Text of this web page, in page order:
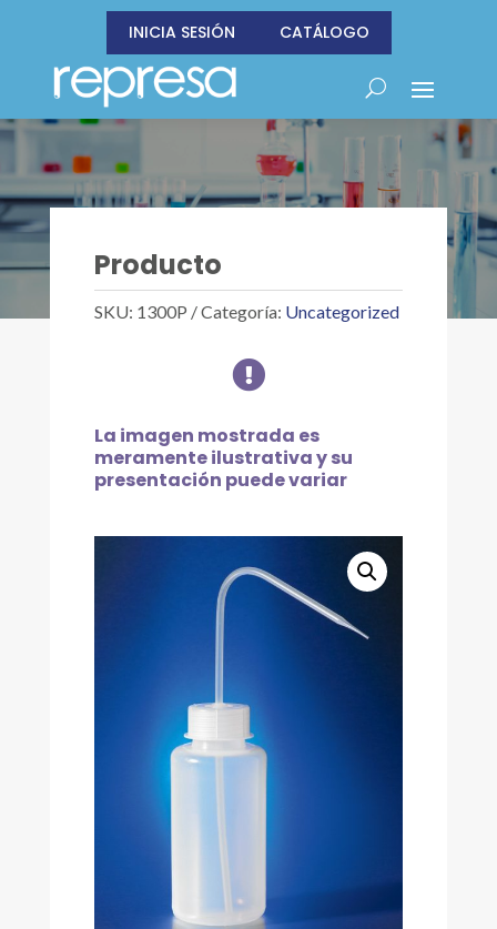
INICIA SESIÓN CATÁLOGO
Producto
SKU: 1300P Categoría: Uncategorized

La imagen mostrada es
meramente ilustrativa y su
presentación puede variar